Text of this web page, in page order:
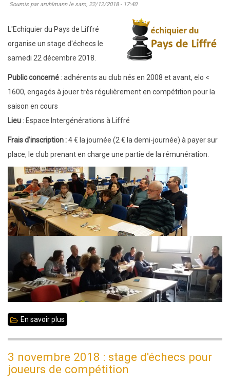
stage
compétition
Soumis par aruhlmannle sam, 22/12/2018 - 17:40
L'Echiquier du Pays de Liffré
organise un stage d'échecs le
samedi 22 décembre 2018.
Public concerné : adhérents au club nés en 2008 et avant, elo <
1600, engagés à jouer très régulièrement en compétition pour la
saison en cours
Lieu : Espace Intergénérations à Liffré
Frais d'inscription :4 € la journée (2 € la demi-journée) à payer sur
place, le club prenant en charge une partie de la rémunération.
En savoir plus
2018
3 novembre 2018 : stage d'échecs pour
joueurs de compétition